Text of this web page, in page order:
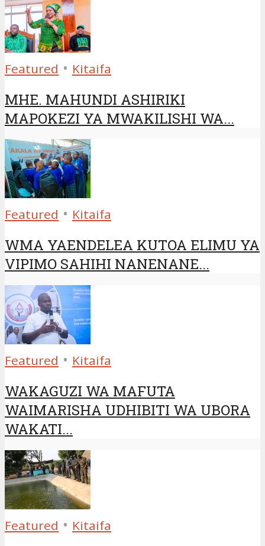
Featured • Kitaifa
MHE. MAHUNDI ASHIRIKI
MAPOKEZI YA MWAKILISHI WA...
Featured • Kitaifa
WMA YAENDELEA KUTOA ELIMU YA
VIPIMO SAHIHI NANENANE...
Featured • Kitaifa
WAKAGUZI WA MAFUTA
WAIMARISHA UDHIBITI WA UBORA
WAKATI...
Featured • Kitaifa